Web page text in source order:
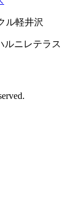
ル軽井沢
ルニレテラス